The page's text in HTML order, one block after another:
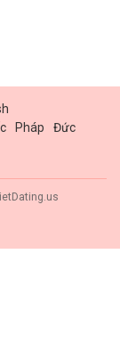
Pháp
Đức